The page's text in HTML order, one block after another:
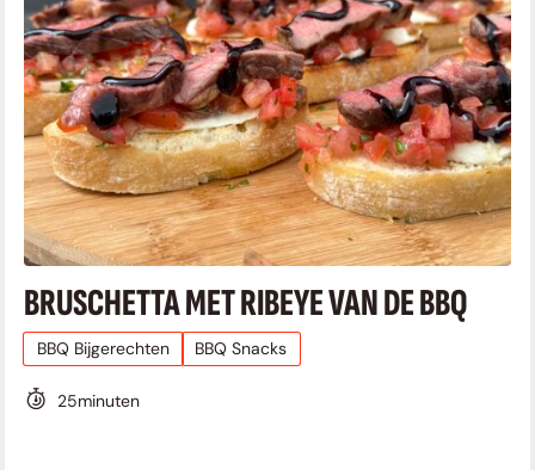
BRUSCHETTA MET RIBEYE VAN DE BBQ
BBQ Bijgerechten BBQ Snacks
25minuten